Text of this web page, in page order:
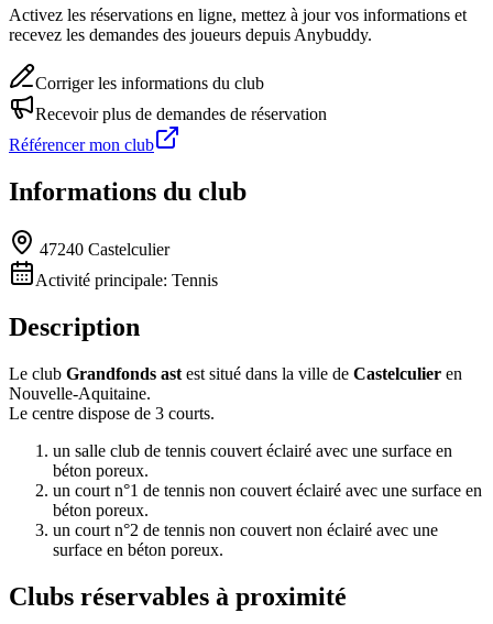
Activez les réservations en ligne, mettez à jour vos informations et
recevez les demandes des joueurs depuis Anybuddy.
Corriger les informations du club
Recevoir plus de demandes de réservation
Référencer mon club
Informations du club
47240 Castelculier
Activité principale: Tennis
Description
Le club Grandfonds ast est situé dans la ville de Castelculier en
Nouvelle-Aquitaine.
Le centre dispose de 3 courts.
un salle club de tennis couvert éclairé avec une surface en
béton poreux.
un court n°1 de tennis non couvert éclairé avec une surface en
béton poreux.
un court n°2 de tennis non couvert non éclairé avec une
surface en béton poreux.
Clubs réservables à proximité